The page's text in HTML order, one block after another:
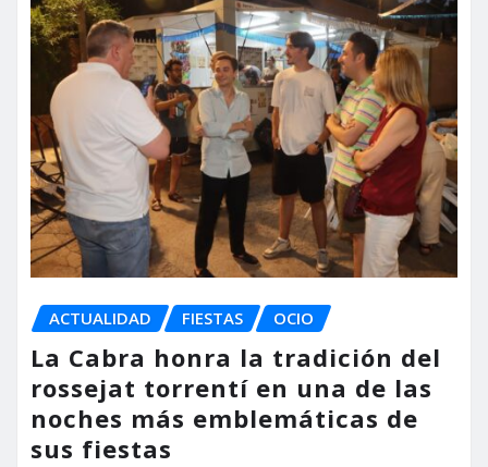
ACTUALIDAD FIESTAS OCIO
La Cabra honra la tradición del
rossejat torrentí en una de las
noches más emblemáticas de
sus fiestas